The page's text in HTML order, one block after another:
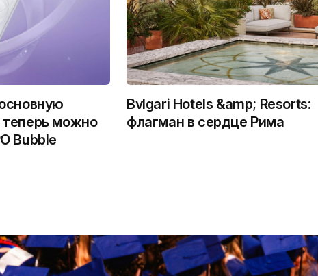
можно
Bubble
Bvlgari Hotels &amp; Resorts:
флагман в сердце Рима